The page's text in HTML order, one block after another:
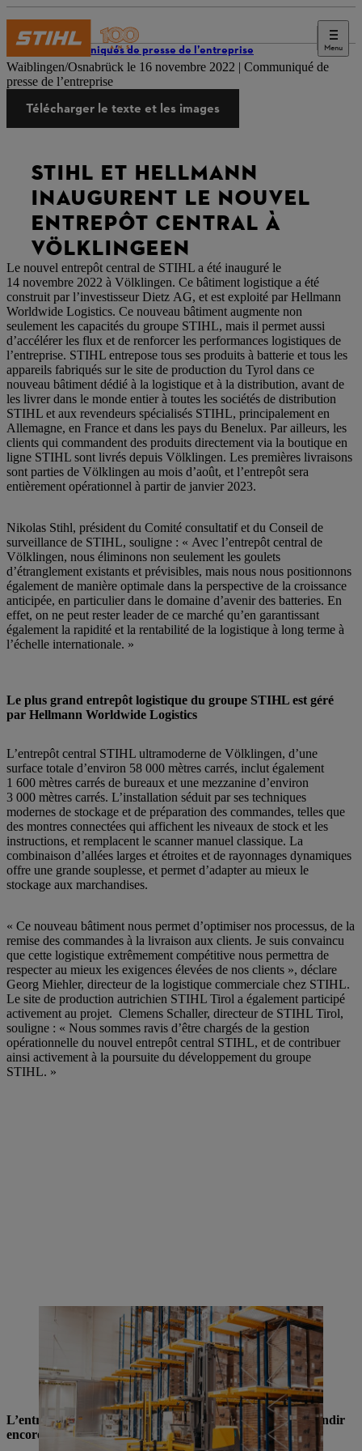
Menu
Communiqués de presse de l’entreprise
Waiblingen/Osnabrück le 16 novembre 2022 | Communiqué de
presse de l’entreprise
Télécharger le texte et les images
STIHL ET HELLMANN
INAUGURENT LE NOUVEL
ENTREPÔT CENTRAL À
VÖLKLINGEEN
Le nouvel entrepôt central de STIHL a été inauguré le
14 novembre 2022 à Völklingen. Ce bâtiment logistique a été
construit par l’investisseur Dietz AG, et est exploité par Hellmann
Worldwide Logistics. Ce nouveau bâtiment augmente non
seulement les capacités du groupe STIHL, mais il permet aussi
d’accélérer les flux et de renforcer les performances logistiques de
l’entreprise. STIHL entrepose tous ses produits à batterie et tous les
appareils fabriqués sur le site de production du Tyrol dans ce
nouveau bâtiment dédié à la logistique et à la distribution, avant de
les livrer dans le monde entier à toutes les sociétés de distribution
STIHL et aux revendeurs spécialisés STIHL, principalement en
Allemagne, en France et dans les pays du Benelux. Par ailleurs, les
clients qui commandent des produits directement via la boutique en
ligne STIHL sont livrés depuis Völklingen. Les premières livraisons
sont parties de Völklingen au mois d’août, et l’entrepôt sera
entièrement opérationnel à partir de janvier 2023.
Nikolas Stihl, président du Comité consultatif et du Conseil de
surveillance de STIHL, souligne : « Avec l’entrepôt central de
Völklingen, nous éliminons non seulement les goulets
d’étranglement existants et prévisibles, mais nous nous positionnons
également de manière optimale dans la perspective de la croissance
anticipée, en particulier dans le domaine d’avenir des batteries. En
effet, on ne peut rester leader de ce marché qu’en garantissant
également la rapidité et la rentabilité de la logistique à long terme à
l’échelle internationale. »
Le plus grand entrepôt logistique du groupe STIHL est géré
par Hellmann Worldwide Logistics
L’entrepôt central STIHL ultramoderne de Völklingen, d’une
surface totale d’environ 58 000 mètres carrés, inclut également
1 600 mètres carrés de bureaux et une mezzanine d’environ
3 000 mètres carrés. L’installation séduit par ses techniques
modernes de stockage et de préparation des commandes, telles que
des montres connectées qui affichent les niveaux de stock et les
instructions, et remplacent le scanner manuel classique. La
combinaison d’allées larges et étroites et de rayonnages dynamiques
offre une grande souplesse, et permet d’adapter au mieux le
stockage aux marchandises.
« Ce nouveau bâtiment nous permet d’optimiser nos processus, de la
remise des commandes à la livraison aux clients. Je suis convaincu
que cette logistique extrêmement compétitive nous permettra de
respecter au mieux les exigences élevées de nos clients », déclare
Georg Miehler, directeur de la logistique commerciale chez STIHL.
Le site de production autrichien STIHL Tirol a également participé
activement au projet. Clemens Schaller, directeur de STIHL Tirol,
souligne : « Nous sommes ravis d’être chargés de la gestion
opérationnelle du nouvel entrepôt central STIHL, et de contribuer
ainsi activement à la poursuite du développement du groupe
STIHL. »
STIHL entrepose tous ses produits à batterie et tous les appareils
fabriqués sur le site de production du Tyrol dans le plus grand
entrepôt logistique du groupe STIHL, avant de les livrer dans le
monde entier à toutes les sociétés de distribution STIHL et aux
revendeurs spécialisés STIHL, principalement en Allemagne, en
France et dans les pays du Benelux.
L’entrepôt central de Völklingen, conçu pour pouvoir grandir
encore